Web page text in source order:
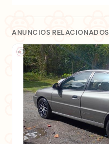
ANUNCIOS RELACIONADOS